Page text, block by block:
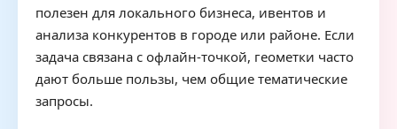
полезен для локального бизнеса, ивентов и
анализа конкурентов в городе или районе. Если
задача связана с офлайн-точкой, геометки часто
дают больше пользы, чем общие тематические
запросы.